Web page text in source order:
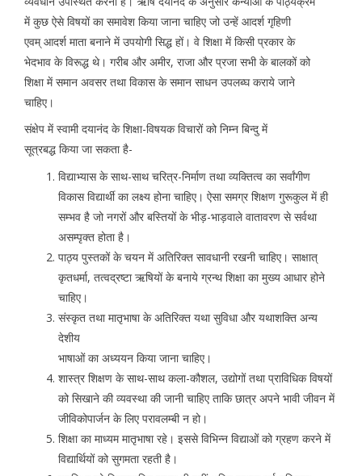
में कुछ ऐसे विषयों का समावेश किया जाना चाहिए जो उन्हें आदर्श गृहिणी
एवम् आदर्श माता बनाने में उपयोगी सिद्ध हों। वे शिक्षा में किसी प्रकार के
भेदभाव के विरूद्ध थे। गरीब और अमीर, राजा और प्रजा सभी के बालकों को
शिक्षा में समान अवसर तथा विकास के समान साधन उपलब्घ कराये जाने
चाहिए।
संक्षेप में स्वामी दयानंद के शिक्षा-विषयक विचारों को निम्न बिन्दु में
सूत्रबद्ध किया जा सकता है-
विद्याभ्यास के साथ-साथ चरित्र-निर्माण तथा व्यक्तित्व का सर्वांगीण
विकास विद्यार्थी का लक्ष्य होना चाहिए। ऐसा समग्र शिक्षण गुरूकुल में ही
सम्भव है जो नगरों और बस्तियों के भीड़-भाड़वाले वातावरण से सर्वथा
असम्पृक्त होता है।
पाठ्य पुस्तकों के चयन में अतिरिक्त सावधानी रखनी चाहिए। साक्षात्
कृतधर्मा, तत्वद्रष्टा ऋषियों के बनाये ग्रन्थ शिक्षा का मुख्य आधार होने
चाहिए।
संस्कृत तथा मातृभाषा के अतिरिक्त यथा सुविधा और यथाशक्ति अन्य
देशीय
भाषाओं का अध्ययन किया जाना चाहिए।
शास्त्र शिक्षण के साथ-साथ कला-कौशल, उद्योगों तथा प्राविधिक विषयों
को सिखाने की व्यवस्था की जानी चाहिए ताकि छात्र अपने भावी जीवन में
जीविकोपार्जन के लिए परावलम्बी न हो।
शिक्षा का माध्यम मातृभाषा रहे। इससे विभिन्न विद्याओं को ग्रहण करने में
विद्यार्थियों को सुगमता रहती है।